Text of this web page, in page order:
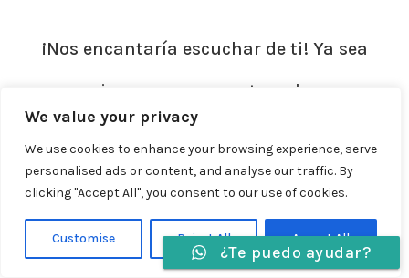
We value your privacy
We use cookies to enhance your browsing experience, serve
personalised ads or content, and analyse our traffic. By
clicking "Accept All", you consent to our use of cookies.
Customise Reject All Accept All
¡Nos encantaría escuchar de ti! Ya sea
que quieras reservar un tour, hacer
preguntas o simplemente saludar,
estamos aquí para ayudarte a
planificar el viaje de tus sueños de
manera segura y relajante.
Idiomas » ¿Te puedo ayudar?